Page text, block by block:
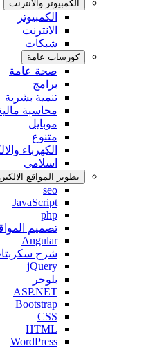
الكمبيوتر واﻻنترنت
الكمبيوتر
اﻻنترنت
شبكات
كورسات عامة
صحة عامة
برامج
تنمية بشرية
محاسبة
موبايل
متنوع
الكهرباء
اسلامى
تطوير المواقع
seo
JavaScript
php
تصميم
Angular
شرح
jQuery
بلوجر
ASP.NET
Bootstrap
CSS
HTML
WordPress